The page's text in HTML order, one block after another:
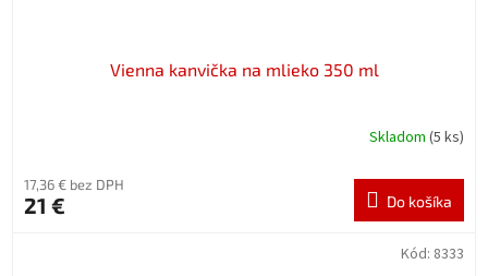
Vienna kanvička na mlieko 350 ml
Skladom (5 ks)
17,36 € bez DPH
21 € Do košíka
Kód: 8333